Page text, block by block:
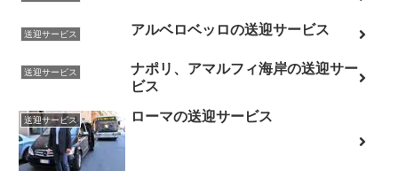
送迎サービス アルベロベッロの送迎サービス
送迎サービス
ナポリ、アマルフィ海岸の送迎サー
ビス
送迎サービス ローマの送迎サービス